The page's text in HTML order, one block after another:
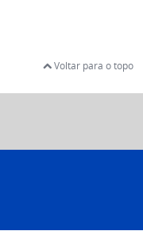
Voltar para o topo